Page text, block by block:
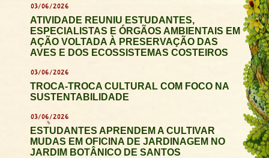
03/06/2026
ATIVIDADE REUNIU ESTUDANTES,
ESPECIALISTAS E ÓRGÃOS AMBIENTAIS EM
AÇÃO VOLTADA À PRESERVAÇÃO DAS
AVES E DOS ECOSSISTEMAS COSTEIROS
03/06/2026
TROCA-TROCA CULTURAL COM FOCO NA
SUSTENTABILIDADE
03/06/2026
ESTUDANTES APRENDEM A CULTIVAR
MUDAS EM OFICINA DE JARDINAGEM NO
JARDIM BOTÂNICO DE SANTOS